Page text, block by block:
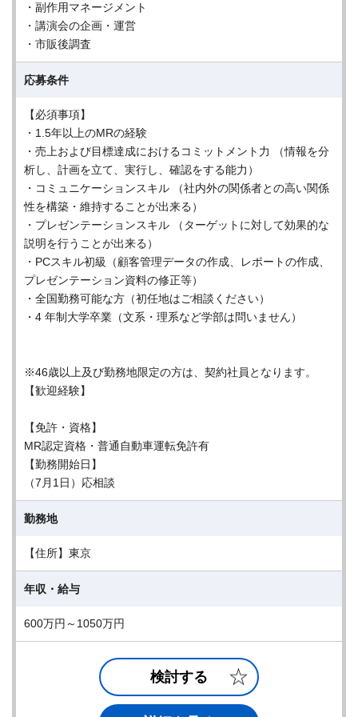
・副作用マネージメント
・講演会の企画・運営
・市販後調査
応募条件
【必須事項】
・1.5年以上のMRの経験
・売上および目標達成におけるコミットメント力 （情報を分
析し、計画を立て、実行し、確認をする能力）
・コミュニケーションスキル （社内外の関係者との高い関係
性を構築・維持することが出来る）
・プレゼンテーションスキル （ターゲットに対して効果的な
説明を行うことが出来る）
・PCスキル初級（顧客管理データの作成、レポートの作成、
プレゼンテーション資料の修正等）
・全国勤務可能な方（初任地はご相談ください）
・4 年制大学卒業（文系・理系など学部は問いません）
※46歳以上及び勤務地限定の方は、契約社員となります。
【歓迎経験】
【免許・資格】
MR認定資格・普通自動車運転免許有
【勤務開始日】
（7月1日）応相談
勤務地
【住所】東京
年収・給与
600万円～1050万円
検討する